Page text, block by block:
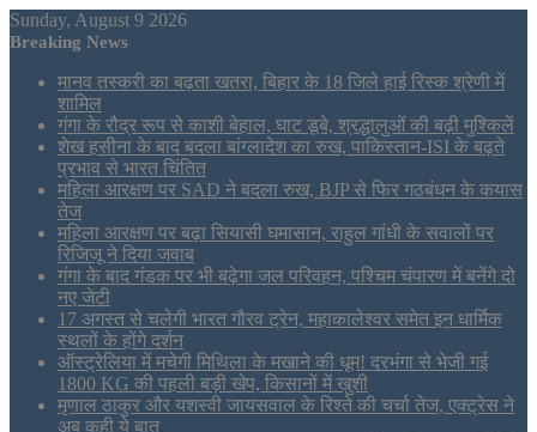
Sunday, August 9 2026
Breaking News
मानव तस्करी का बढ़ता खतरा, बिहार के 18 जिले हाई रिस्क श्रेणी में
शामिल
गंगा के रौद्र रूप से काशी बेहाल, घाट डूबे, श्रद्धालुओं की बढ़ी मुश्किलें
शेख हसीना के बाद बदला बांग्लादेश का रुख, पाकिस्तान-ISI के बढ़ते
प्रभाव से भारत चिंतित
महिला आरक्षण पर SAD ने बदला रुख, BJP से फिर गठबंधन के कयास
तेज
महिला आरक्षण पर बढ़ा सियासी घमासान, राहुल गांधी के सवालों पर
रिजिजू ने दिया जवाब
गंगा के बाद गंडक पर भी बढ़ेगा जल परिवहन, पश्चिम चंपारण में बनेंगे दो
नए जेटी
17 अगस्त से चलेगी भारत गौरव ट्रेन, महाकालेश्वर समेत इन धार्मिक
स्थलों के होंगे दर्शन
ऑस्ट्रेलिया में मचेगी मिथिला के मखाने की धूम! दरभंगा से भेजी गई
1800 KG की पहली बड़ी खेप, किसानों में खुशी
मृणाल ठाकुर और यशस्वी जायसवाल के रिश्ते की चर्चा तेज, एक्ट्रेस ने
अब कही ये बात